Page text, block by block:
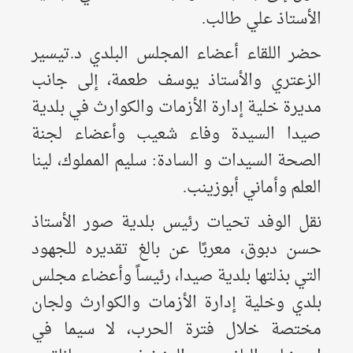
الأستاذ علي طالب.
حضر اللقاء أعضاء المجلس البلدي د.تيسير
الزعتري والأستاذ يوسف طعمة، إلى جانب
مديرة خلية إدارة الأزمات والكوارث في بلدية
صيدا السيدة وفاء شعيب وأعضاء لجنة
الصحة السيدات و السادة: سليم المملوك، لينا
العلم وأماني أبوزينب.
نقل الوفد تحيات رئيس بلدية صور الأستاذ
حسن دبوق، معربًا عن بالغ تقديره للجهود
التي بذلتها بلدية صيدا، رئيساً وأعضاء مجلس
بلدي وخلية إدارة الأزمات والكوارث ولجان
مختصة خلال فترة الحرب، لا سيما في